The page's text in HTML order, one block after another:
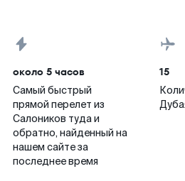
около 5 часов
Самый быстрый
прямой перелет из
Салоников туда и
обратно, найденный на
нашем сайте за
последнее время
15